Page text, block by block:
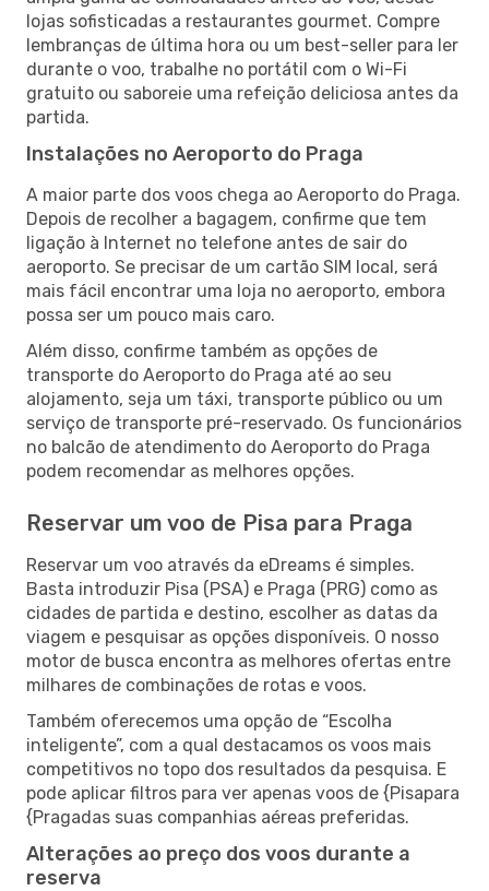
lojas sofisticadas a restaurantes gourmet. Compre
lembranças de última hora ou um best-seller para ler
durante o voo, trabalhe no portátil com o Wi-Fi
gratuito ou saboreie uma refeição deliciosa antes da
partida.
Instalações no Aeroporto do Praga
A maior parte dos voos chega ao Aeroporto do Praga.
Depois de recolher a bagagem, confirme que tem
ligação à Internet no telefone antes de sair do
aeroporto. Se precisar de um cartão SIM local, será
mais fácil encontrar uma loja no aeroporto, embora
possa ser um pouco mais caro.
Além disso, confirme também as opções de
transporte do Aeroporto do Praga até ao seu
alojamento, seja um táxi, transporte público ou um
serviço de transporte pré-reservado. Os funcionários
no balcão de atendimento do Aeroporto do Praga
podem recomendar as melhores opções.
Reservar um voo de Pisa para Praga
Reservar um voo através da eDreams é simples.
Basta introduzir Pisa (PSA) e Praga (PRG) como as
cidades de partida e destino, escolher as datas da
viagem e pesquisar as opções disponíveis. O nosso
motor de busca encontra as melhores ofertas entre
milhares de combinações de rotas e voos.
Também oferecemos uma opção de “Escolha
inteligente”, com a qual destacamos os voos mais
competitivos no topo dos resultados da pesquisa. E
pode aplicar filtros para ver apenas voos de {Pisapara
{Pragadas suas companhias aéreas preferidas.
Alterações ao preço dos voos durante a
reserva